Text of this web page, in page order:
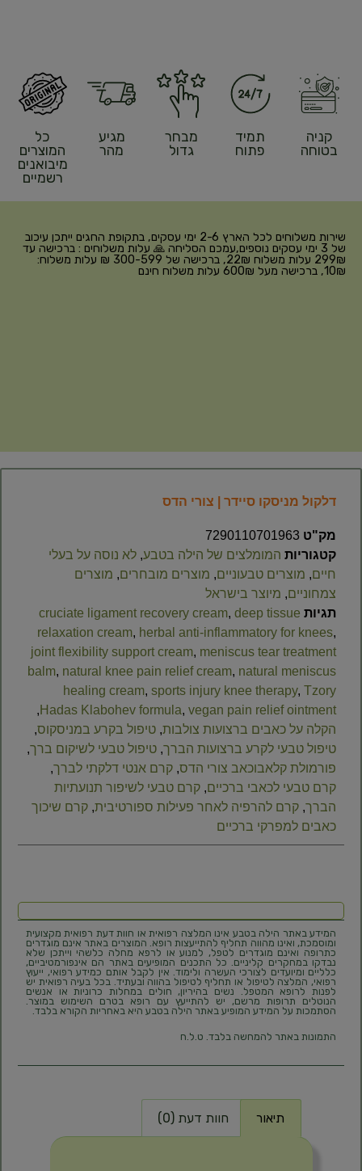
קניה
בטוחה
תמיד
פתוח
מבחר
גדול
מגיע
מהר
כל
המוצרים
מיבואנים
רשמיים
שירות משלוחים לכל הארץ 2-6 ימי עסקים, בתקופת החגים ייתכן עיכוב
של 3 ימי עסקים נוספים,עמכם הסליחה 🙏 עלות משלוחים : ברכישה עד
299₪ עלות משלוח 22₪, ברכישה של 300-599 ₪ עלות משלוח:
10₪, ברכישה מעל 600₪ עלות משלוח חינם
דלקול מניסקו סיידר | צורי הדס
מק"ט 7290110701963
קטגוריות המומלצים של הילה בטבע, לא נוסה על בעלי
חיים, מוצרים טבעוניים, מוצרים מובחרים, מוצרים
צמחוניים, מיוצר בישראל
תגיות
cruciate ligament recovery cream, deep tissue
relaxation cream, herbal anti-inflammatory for knees,
joint flexibility support cream, meniscus tear treatment
balm, natural knee pain relief cream, natural meniscus
healing cream, sports injury knee therapy, Tzory
Hadas Klabohev formula, vegan pain relief ointment
,
הקלה על כאבים ברצועות צולבות, טיפול בקרע במניסקוס,
טיפול טבעי לקרע ברצועות הברך, טיפול טבעי לשיקום ברך,
פורמולת קלאבוכאב צורי הדס, קרם אנטי דלקתי לברך,
קרם טבעי לכאבי ברכיים, קרם טבעי לשיפור תנועתיות
הברך, קרם להרפיה לאחר פעילות ספורטיבית, קרם שיכוך
כאבים למפרקי ברכיים
המידע באתר הילה בטבע אינו המלצה רפואית או חוות דעת רפואית מקצועית
ומוסמכת, ואינו מהווה תחליף להתייעצות רופא. המוצרים באתר אינם מוגדרים
כתרופה ואינם מוגדרים לטפל, למנוע או לרפא מחלה כלשהי וייתכן שלא
נבדקו במחקרים קליניים. כל התכנים המופיעים באתר הם אינפורמטיביים,
כלליים ומיועדים לצורכי העשרה ולימוד. אין לקבל אותם כמידע רפואי, ייעוץ
רפואי, המלצה לטיפול או תחליף לטיפול בהווה ובעתיד. בכל בעיה רפואית יש
לפנות לרופא המטפל. נשים בהיריון, חולים במחלות כרוניות או אנשים
הנוטלים תרופות מרשם, יש להתייעץ עם רופא בטרם השימוש במוצר.
הסתמכות על המידע המופיע באתר הילה בטבע היא באחריות הקורא בלבד.
התמונות באתר להמחשה בלבד. ט.ל.ח
תיאור חוות דעת (0)